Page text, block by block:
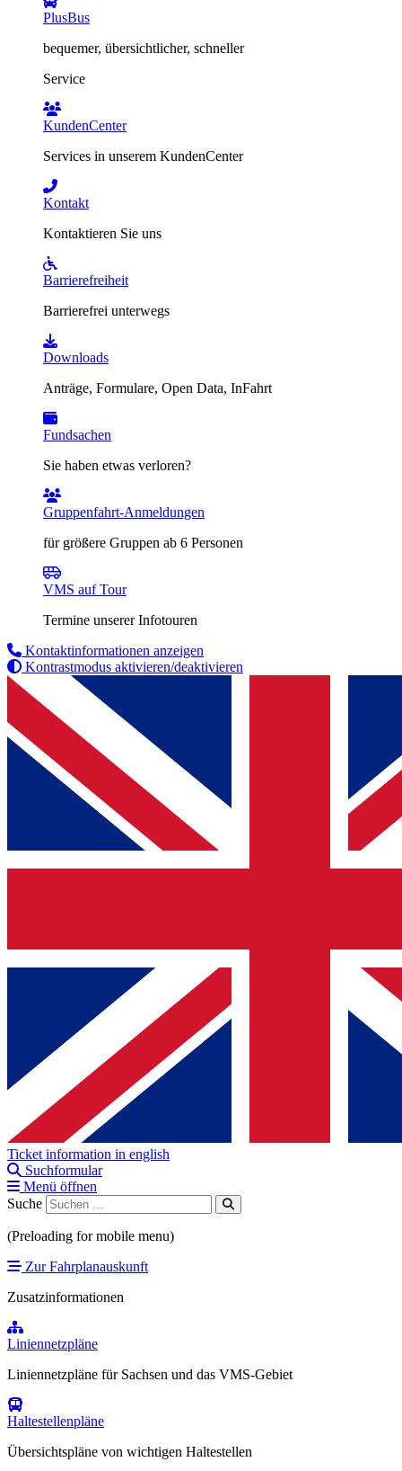
PlusBus
bequemer, übersichtlicher, schneller
Service
KundenCenter
Services in unserem KundenCenter
Kontakt
Kontaktieren Sie uns
Barrierefreiheit
Barrierefrei unterwegs
Downloads
Anträge, Formulare, Open Data, InFahrt
Fundsachen
Sie haben etwas verloren?
Gruppenfahrt-Anmeldungen
für größere Gruppen ab 6 Personen
VMS auf Tour
Termine unserer Infotouren
Kontaktinformationen anzeigen
Kontrastmodus aktivieren/deaktivieren
Ticket information in english
Suchformular
Menü öffnen
Suche
(Preloading for mobile menu)
Zur Fahrplanauskunft
Zusatzinformationen
Liniennetzpläne
Liniennetzpläne für Sachsen und das VMS-Gebiet
Haltestellenpläne
Übersichtspläne von wichtigen Haltestellen